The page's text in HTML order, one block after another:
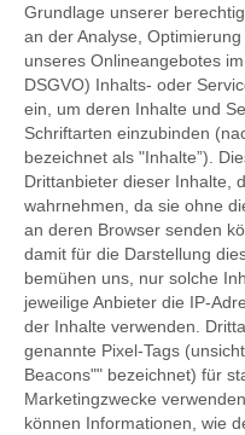
Grundlage unserer
an der Analyse,
unseres Onlineangebotes
DSGVO) Inhalts- oder
ein, um deren Inhalte und
Schriftarten einzubinden
bezeichnet als "Inhalte”).
Drittanbieter dieser Inhalte,
wahrnehmen, da sie ohne
an deren Browser senden
damit für die Darstellung
bemühen uns, nur solche
jeweilige Anbieter die IP-
der Inhalte verwenden.
genannte Pixel-Tags
Beacons"" bezeichnet) für
Marketingzwecke
können Informationen, wie